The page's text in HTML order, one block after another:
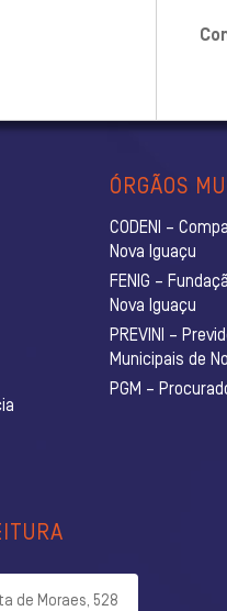
ÓRGÃOS
CODENI –
Nova Iguaçu
FENIG –
Nova Iguaçu
PREVINI –
Municipais de
PGM –
de Moraes, 528